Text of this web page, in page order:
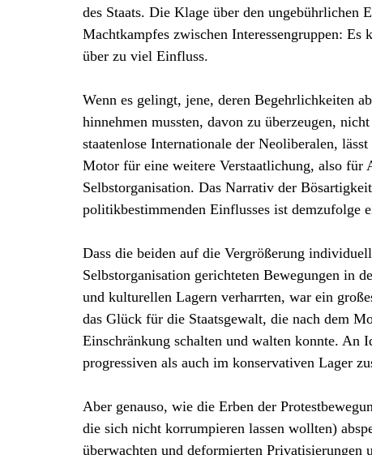
des Staats. Die Klage über den ungebührlichen
Machtkampfes zwischen Interessengruppen: Es
über zu viel Einfluss.
Wenn es gelingt, jene, deren Begehrlichkeiten
hinnehmen mussten, davon zu überzeugen,
staatenlose Internationale der Neoliberalen,
Motor für eine weitere Verstaatlichung, also für
Selbstorganisation. Das Narrativ der
politikbestimmenden Einflusses ist demzufolge
Dass die beiden auf die Vergrößerung
Selbstorganisation gerichteten Bewegungen in
und kulturellen Lagern verharrten, war ein
das Glück für die Staatsgewalt, die nach dem
Einschränkung schalten und walten konnte. An
progressiven als auch im konservativen Lager
Aber genauso, wie die Erben der
die sich nicht korrumpieren lassen wollten)
überwachten und deformierten Privatisierungen